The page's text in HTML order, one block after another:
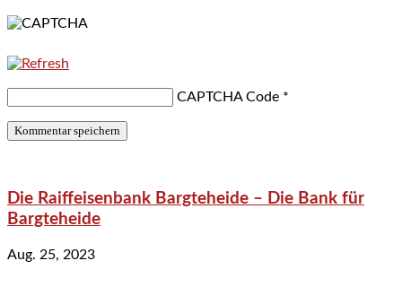
CAPTCHA Code *
Die Raiffeisenbank Bargteheide – Die Bank für
Bargteheide
Aug. 25, 2023